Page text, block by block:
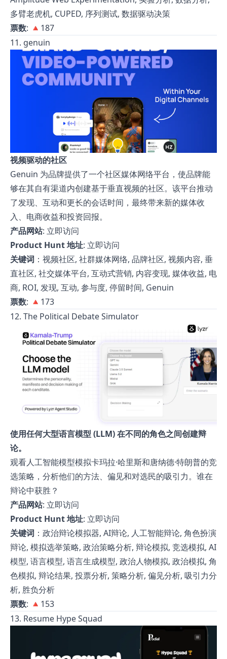
多臂老虎机, CUPED, 序列测试, 数据驱动决策
票数: 🔺187
11. genuin
视频驱动的社区
Genuin 为品牌提供了一个社区媒体网络平台，使品牌能
够在其自有渠道内创建基于垂直视频的社区。该平台推动
了发现、互动和更长的会话时间，最终带来新的媒体收
入、电商收益和投资回报。
产品网站: 立即访问
Product Hunt 地址: 立即访问
关键词 ：视频社区, 社群媒体网络, 品牌社区, 视频内容, 垂
直社区, 社交媒体平台, 互动式营销, 内容变现, 媒体收益, 电
商, ROI, 发现, 互动, 参与度, 停留时间, Genuin
票数: 🔺173
12. The Political Debate Simulator
使用任何大型语言模型 (LLM) 在不同的角色之间创建辩
论。
观看人工智能模型模拟卡玛拉·哈里斯和唐纳德·特朗普的竞
选策略，分析他们的方法、偏见和对选民的吸引力。谁在
辩论中获胜？
产品网站: 立即访问
Product Hunt 地址: 立即访问
关键词 ：政治辩论模拟器, AI辩论, 人工智能辩论, 角色扮演
辩论, 模拟选举策略, 政治策略分析, 辩论模拟, 竞选模拟, AI
模型, 语言模型, 语言生成模型, 政治人物模拟, 政治模拟, 角
色模拟, 辩论结果, 投票分析, 策略分析, 偏见分析, 吸引力分
析, 胜负分析
票数: 🔺153
13. Resume Hype Squad